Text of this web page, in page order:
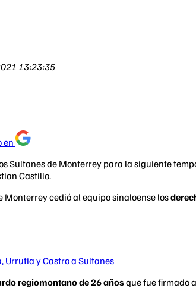
13:23:35
en
Sultanes de Monterrey para la siguiente
Castillo.
Monterrey cedió al equipo sinaloense los
Urrutia y Castro a Sultanes
regiomontano de 26 añosque fue firmado